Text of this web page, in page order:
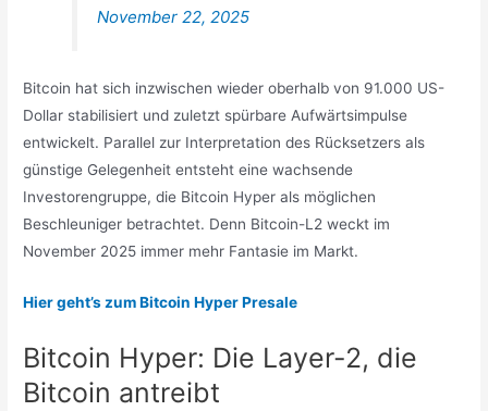
November 22, 2025
Bitcoin hat sich inzwischen wieder oberhalb von 91.000 US-
Dollar stabilisiert und zuletzt spürbare Aufwärtsimpulse
entwickelt. Parallel zur Interpretation des Rücksetzers als
günstige Gelegenheit entsteht eine wachsende
Investorengruppe, die Bitcoin Hyper als möglichen
Beschleuniger betrachtet. Denn Bitcoin-L2 weckt im
November 2025 immer mehr Fantasie im Markt.
Hier geht’s zum Bitcoin Hyper Presale
Bitcoin Hyper: Die Layer-2, die
Bitcoin antreibt